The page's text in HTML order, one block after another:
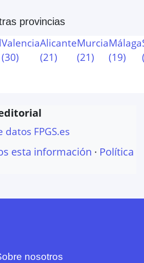
provincias
Valencia
(30)
Alicante
(21)
Murcia
(21)
Málaga
(19)
FPGS.es
esta información · Política
nosotros